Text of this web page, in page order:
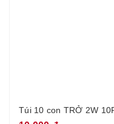
Túi 10 con TRỞ 2W